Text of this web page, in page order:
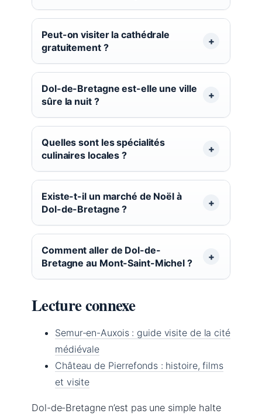
Peut-on visiter la cathédrale
gratuitement ?
Dol-de-Bretagne est-elle une ville
sûre la nuit ?
Quelles sont les spécialités
culinaires locales ?
Existe-t-il un marché de Noël à
Dol-de-Bretagne ?
Comment aller de Dol-de-
Bretagne au Mont-Saint-Michel ?
Lecture connexe
Semur-en-Auxois : guide visite de la cité
médiévale
Château de Pierrefonds : histoire, films
et visite
Dol-de-Bretagne n’est pas une simple halte